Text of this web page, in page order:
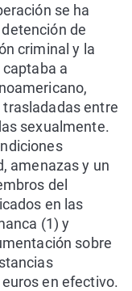
se ha
de
criminal y la
a
entre
sexualmente.
amenazas y un
del
en las
(1) y
sobre
en efectivo.